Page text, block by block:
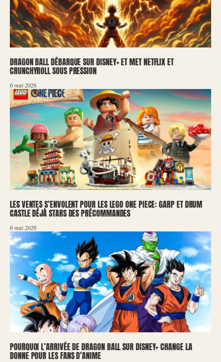
DRAGON BALL DÉBARQUE SUR DISNEY+ ET MET NETFLIX ET
CRUNCHYROLL SOUS PRESSION
6 mai 2026
LES VENTES S’ENVOLENT POUR LES LEGO ONE PIECE: GARP ET DRUM
CASTLE DÉJÀ STARS DES PRÉCOMMANDES
6 mai 2026
POURQUOI L’ARRIVÉE DE DRAGON BALL SUR DISNEY+ CHANGE LA
DONNE POUR LES FANS D’ANIME